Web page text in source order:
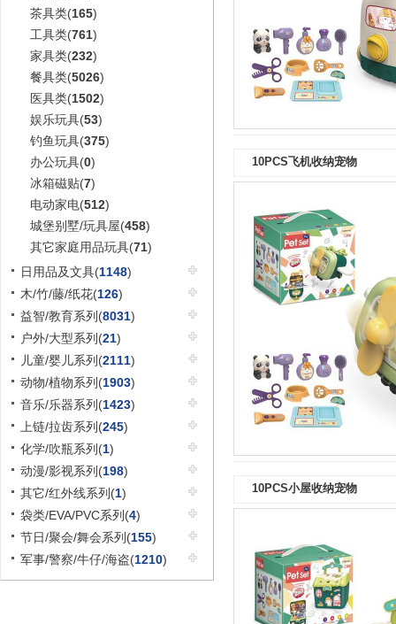
茶具类(165)
工具类(761)
家具类(232)
餐具类(5026)
医具类(1502)
娱乐玩具(53)
钓鱼玩具(375)
办公玩具(0)
冰箱磁贴(7)
电动家电(512)
城堡别墅/玩具屋(458)
其它家庭用品玩具(71)
日用品及文具(1148)
木/竹/藤/纸花(126)
益智/教育系列(8031)
户外/大型系列(21)
儿童/婴儿系列(2111)
动物/植物系列(1903)
音乐/乐器系列(1423)
上链/拉齿系列(245)
化学/吹瓶系列(1)
动漫/影视系列(198)
其它/红外线系列(1)
袋类/EVA/PVC系列(4)
节日/聚会/舞会系列(155)
军事/警察/牛仔/海盗(1210)
10PCS飞机收纳宠物
10PCS小屋收纳宠物